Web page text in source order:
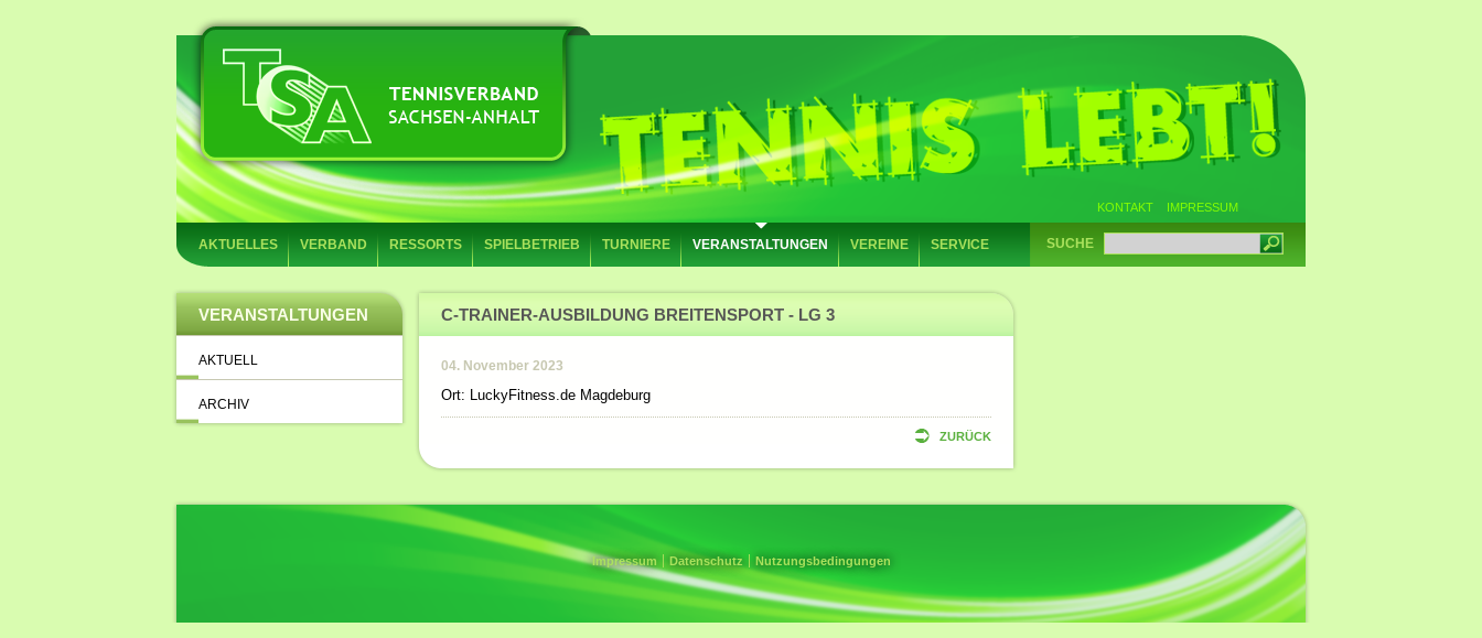
KONTAKT IMPRESSUM
AKTUELLES VERBAND RESSORTS SPIELBETRIEB TURNIERE VERANSTALTUNGEN VEREINE SERVICE SUCHE
VERANSTALTUNGEN
AKTUELL
ARCHIV
C-TRAINER-AUSBILDUNG BREITENSPORT - LG 3
04. November 2023
Ort: LuckyFitness.de Magdeburg
ZURÜCK
Impressum Datenschutz Nutzungsbedingungen